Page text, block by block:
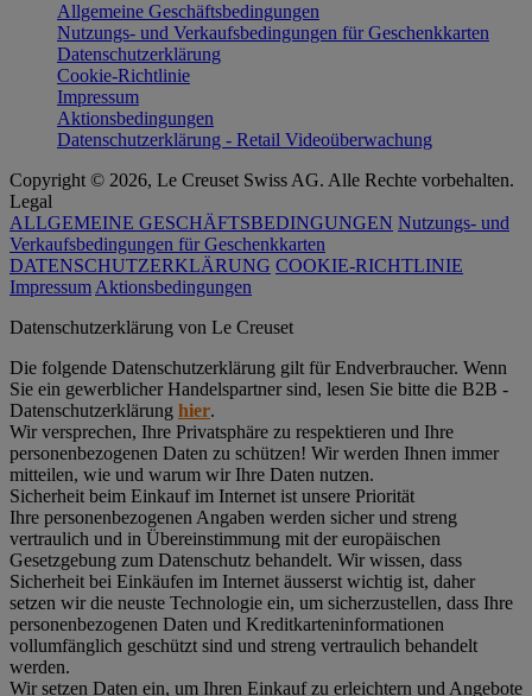
Allgemeine Geschäftsbedingungen
Nutzungs- und Verkaufsbedingungen für Geschenkkarten
Datenschutzerklärung
Cookie-Richtlinie
Impressum
Aktionsbedingungen
Datenschutzerklärung - Retail Videoüberwachung
Copyright © 2026, Le Creuset Swiss AG. Alle Rechte vorbehalten.
Legal
ALLGEMEINE GESCHÄFTSBEDINGUNGEN Nutzungs- und
Verkaufsbedingungen für Geschenkkarten
DATENSCHUTZERKLÄRUNG COOKIE-RICHTLINIE
Impressum Aktionsbedingungen
Datenschutz­erklärung von Le Creuset
Die folgende Datenschutzerklärung gilt für Endverbraucher. Wenn
Sie ein gewerblicher Handelspartner sind, lesen Sie bitte die B2B -
Datenschutzerklärung hier.
Wir versprechen, Ihre Privatsphäre zu respektieren und Ihre
personenbezogenen Daten zu schützen! Wir werden Ihnen immer
mitteilen, wie und warum wir Ihre Daten nutzen.
Sicherheit beim Einkauf im Internet ist unsere Priorität
Ihre personenbezogenen Angaben werden sicher und streng
vertraulich und in Übereinstimmung mit der europäischen
Gesetzgebung zum Datenschutz behandelt. Wir wissen, dass
Sicherheit bei Einkäufen im Internet äusserst wichtig ist, daher
setzen wir die neuste Technologie ein, um sicherzustellen, dass Ihre
personenbezogenen Daten und Kreditkarteninformationen
vollumfänglich geschützt sind und streng vertraulich behandelt
werden.
Wir setzen Daten ein, um Ihren Einkauf zu erleichtern und Angebote